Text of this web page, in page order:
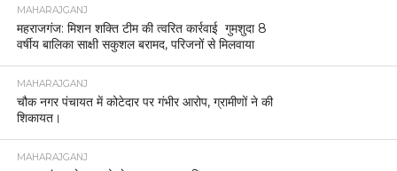
MAHARAJGANJ
महराजगंज: मिशन शक्ति टीम की त्वरित कार्रवाई गुमशुदा 8
वर्षीय बालिका साक्षी सकुशल बरामद, परिजनों से मिलवाया
MAHARAJGANJ
चौक नगर पंचायत में कोटेदार पर गंभीर आरोप, ग्रामीणों ने की
शिकायत।